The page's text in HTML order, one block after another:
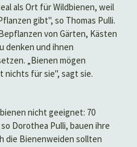
als Ort für Wildbienen, weil
gibt", so Thomas Pulli.
von Gärten, Kästen
denken und ihnen
„Bienen mögen
nichts für sie", sagt sie.
nicht geeignet: 70
Dorothea Pulli, bauen ihre
die Bienenweiden sollten